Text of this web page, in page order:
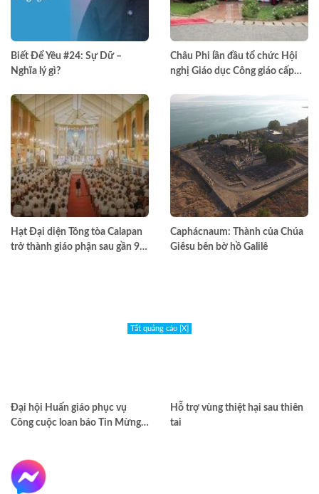
Biết Để Yêu #24: Sự Dữ –
Nghĩa lý gì?
Châu Phi lần đầu tổ chức Hội
nghị Giáo dục Công giáo cấp
Hạt Đại diện Tông tòa Calapan
trở thành giáo phận sau gần 90
Caphácnaum: Thành của Chúa
Giêsu bên bờ hồ Galilê
Đại hội Huấn giáo phục vụ
Công cuộc loan báo Tin Mừng
hướng đi mới cho công cuộc
huấn giáo Việt Nam
Hỗ trợ vùng thiệt hại sau thiên
tai
Tắt quảng cáo [X]